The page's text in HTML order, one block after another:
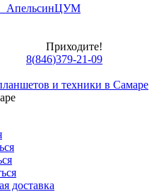
ЦУМ
Приходите!
8(846)379-21-09
и техники в Самаре
доставка